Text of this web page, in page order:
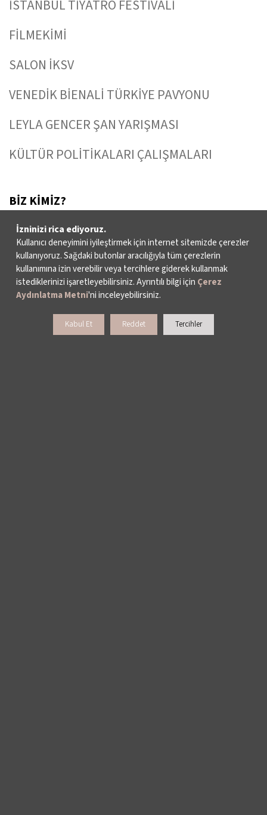
İSTANBUL TİYATRO FESTİVALİ
FİLMEKİMİ
SALON İKSV
VENEDİK BİENALİ TÜRKİYE PAVYONU
LEYLA GENCER ŞAN YARIŞMASI
KÜLTÜR POLİTİKALARI ÇALIŞMALARI
BİZ KİMİZ?
HAKKIMIZDA
FAALİYET RAPORLARI
İKSV’DE ÇALIŞMAK
İzninizi rica ediyoruz.
Kullanıcı deneyimini iyileştirmek için internet sitemizde çerezler
kullanıyoruz. Sağdaki butonlar aracılığıyla tüm çerezlerin
kullanımına izin verebilir veya tercihlere giderek kullanmak
istediklerinizi işaretleyebilirsiniz. Ayrıntılı bilgi için Çerez
Aydınlatma Metni'ni inceleyebilirsiniz.
Kabul Et Reddet Tercihler